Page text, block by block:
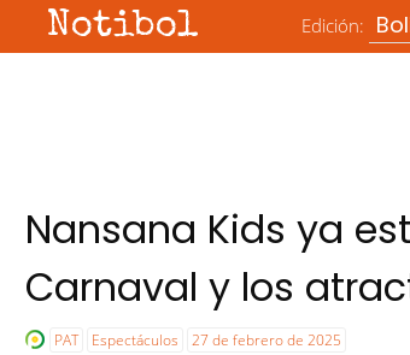
Notibol Edición:
Nansana Kids ya
Carnaval y los
PAT Espectáculos 27 de febrero de 2025